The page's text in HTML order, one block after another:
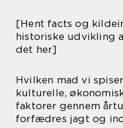
[Hent facts og
historiske udvikling
det her]
Hvilken mad vi
kulturelle,
faktorer gennem
forfædres jagt og